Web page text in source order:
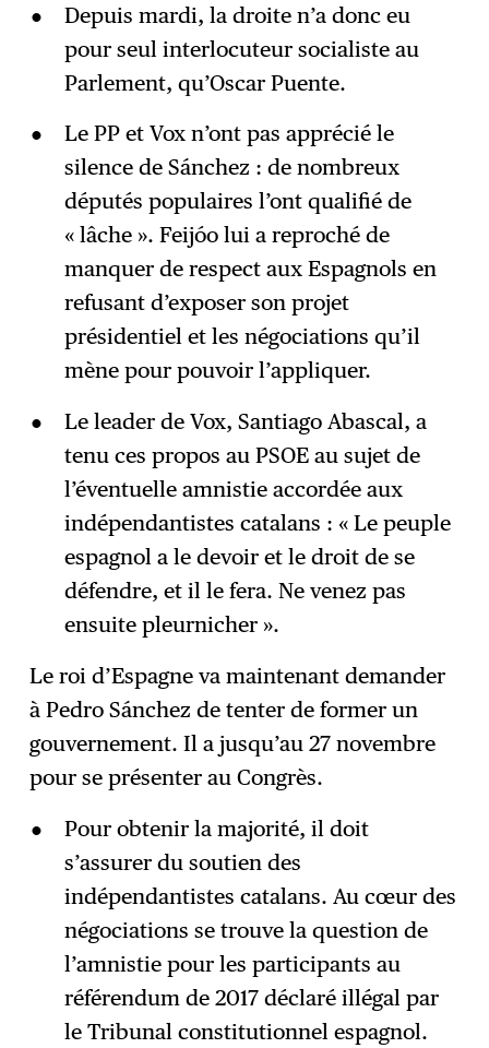
Depuis mardi, la droite n’a donc eu
pour seul interlocuteur socialiste au
Parlement, qu’Oscar Puente.
Le PP et Vox n’ont pas apprécié le
silence de Sánchez : de nombreux
députés populaires l’ont qualifié de
« lâche ». Feijóo lui a reproché de
manquer de respect aux Espagnols en
refusant d’exposer son projet
présidentiel et les négociations qu’il
mène pour pouvoir l’appliquer.
Le leader de Vox, Santiago Abascal, a
tenu ces propos au PSOE au sujet de
l’éventuelle amnistie accordée aux
indépendantistes catalans : « Le peuple
espagnol a le devoir et le droit de se
défendre, et il le fera. Ne venez pas
ensuite pleurnicher ».
Le roi d’Espagne va maintenant demander
à Pedro Sánchez de tenter de former un
gouvernement. Il a jusqu’au 27 novembre
pour se présenter au Congrès.
Pour obtenir la majorité, il doit
s’assurer du soutien des
indépendantistes catalans. Au cœur des
négociations se trouve la question de
l’amnistie pour les participants au
référendum de 2017 déclaré illégal par
le Tribunal constitutionnel espagnol.